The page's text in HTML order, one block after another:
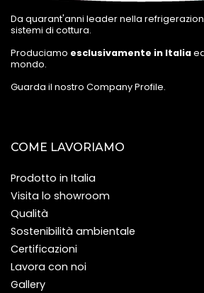
Da quarant'anni leader nella
sistemi di cottura.
Produciamo esclusivamente in Italia
mondo.
Guarda il nostro Company Profile.
COME LAVORIAMO
Prodotto in Italia
Visita lo showroom
Qualità
Sostenibilità ambientale
Certificazioni
Lavora con noi
Gallery